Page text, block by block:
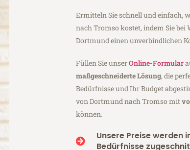
Ermitteln Sie schnell und einfach,
nach Tromso kostet, indem Sie bei
Dortmund einen unverbindlichen
Füllen Sie unserOnline-Formular
maßgeschneiderte Lösung, die
Bedürfnisse und Ihr Budget
von Dortmund nach Tromso mit
können.
Unsere Preise werden
Bedürfnisse